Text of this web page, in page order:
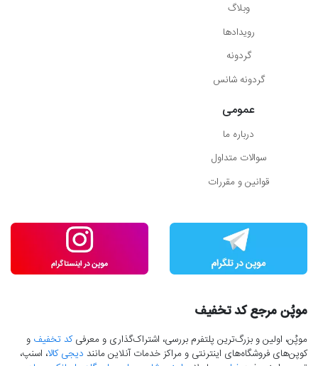
وبلاگ
رویدادها
گردونه
گردونه شانس
عمومی
درباره ما
سوالات متداول
قوانین و مقررات
موپُن مرجع کد تخفیف
موپُن، اولین و بزرگ‌ترین پلتفرم بررسی، اشتراک‌گذاری و معرفیکد تخفیف و
کوپن‌های فروشگاه‌های اینترنتی و مراکز خدمات آنلاین مانند دیجی کالا، اسنپ،